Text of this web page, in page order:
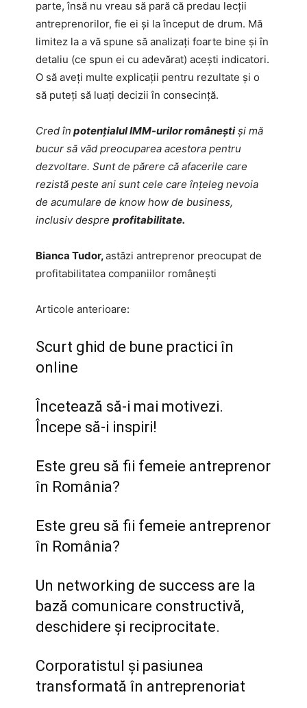
parte, însă nu vreau să pară că predau lecții
antreprenorilor, fie ei și la început de drum. Mă
limitez la a vă spune să analizați foarte bine și în
detaliu (ce spun ei cu adevărat) acești indicatori.
O să aveți multe explicații pentru rezultate și o
să puteți să luați decizii în consecință.
Cred în potenţialul IMM-urilor româneștiși mă
bucur să văd preocuparea acestora pentru
dezvoltare. Sunt de părere că afacerile care
rezistă peste ani sunt cele care înțeleg nevoia
de acumulare de know how de business,
inclusiv despre profitabilitate.
Bianca Tudor,astăzi antreprenor preocupat de
profitabilitatea companiilor românești
Articole anterioare:
Scurt ghid de bune practici în
online
Încetează să-i mai motivezi.
Începe să-i inspiri!
Este greu să fii femeie antreprenor
în România?
Este greu să fii femeie antreprenor
în România?
Un networking de success are la
bază comunicare constructivă,
deschidere și reciprocitate.
Corporatistul și pasiunea
transformată în antreprenoriat